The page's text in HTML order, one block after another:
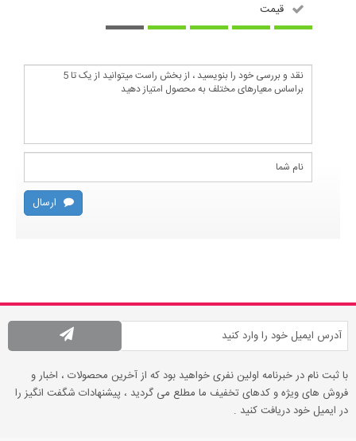
قیمت
ارسال
با ثبت نام در خبرنامه اولین نفری خواهید بود که از آخرین محصولات ، اخبار و
فروش های ویژه و کدهای تخفیف ما مطلع می گردید ، پیشنهادات شگفت انگیز را
در ایمیل خود دریافت کنید .